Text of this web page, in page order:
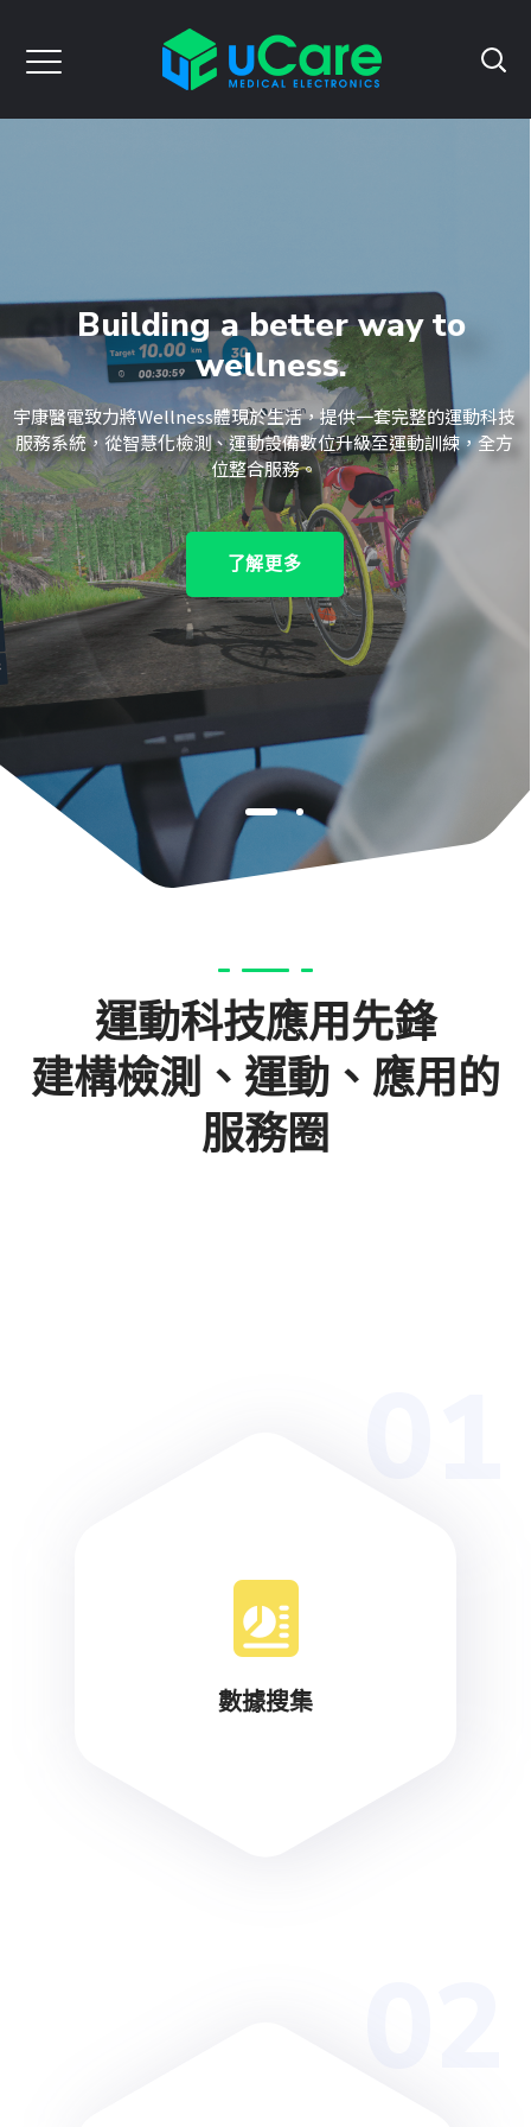
Building a better way to
wellness.
宇康醫電致力將Wellness體現於生活，提供一套完整的運動科技
服務系統，從智慧化檢測、運動設備數位升級至運動訓練，全方
位整合服務。
了解更多
運動科技應用先鋒
建構檢測、運動、應用的
服務圈
數據搜集